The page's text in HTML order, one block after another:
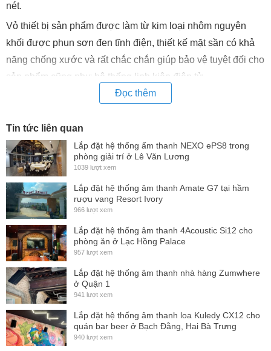
nét.
Vỏ thiết bị sản phẩm được làm từ kim loại nhôm nguyên
khối được phun sơn đen tĩnh điện, thiết kế mặt sần có khả
năng chống xước và rất chắc chắn giúp bảo vệ tuyệt đối cho
sản phẩm cũng như hệ thống linh kiện điện tử.
Logo VTA màu trắng cùng hệ thống núm vặn được bố trí ở
bât- tắt dễ dàng cùng hệ thống các bóng đèn Led hiển tín
hiệu ( Signal), bóng báo nguồn , công suất, mạch bảo vệ (
On, Clip, Proteck) cho người dùng dễ dàng sử dụng cũng
như biết được hiện trạng hoạt động của sản phẩm.
VTA-VT1600 được trang bị : Cổng đầu vào XLR (Canon)
thông dụng, dễ kết nối với những với các thiết bị xử lý âm
thanh như mixer bàn, vang số, amply. Cổng âm thanh ra loa
karaoke là Speakon (Neutrik) cho âm thanh ra chất lượng
nhất, chuẩn nhất.
Ngoài chức năng chính là khuếch đại công
suất, Amplifiers VTA VT-1600 còn hỗ trợ chức năng xử lý
âm thanh mang đến cho người nghe những dải âm rõ ràng,
chi tiết và trong trẻo hơn. Ngoài ra, đặc biệt khi kết hợp kéo
Đọc thêm
Tin tức liên quan
Lắp đặt hệ thống ấm thanh NEXO ePS8 trong
phòng giải trí ở Lê Văn Lương
1039 lượt xem
Lắp đặt hệ thống âm thanh Amate G7 tại hầm
rượu vang Resort Ivory
966 lượt xem
Lắp đặt hệ thống âm thanh 4Acoustic Si12 cho
phòng ăn ở Lạc Hồng Palace
957 lượt xem
Lắp đặt hệ thống âm thanh nhà hàng Zumwhere
ở Quận 1
941 lượt xem
Lắp đặt hệ thống âm thanh loa Kuledy CX12 cho
quán bar beer ở Bạch Đằng, Hai Bà Trưng
940 lượt xem